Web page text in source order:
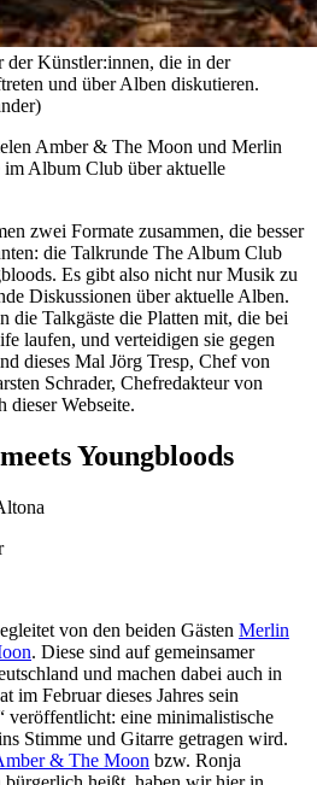
der Künstler:innen, die in der
und über Alben diskutieren.
Amber & The Moon und Merlin
im Album Club über aktuelle
zwei Formate zusammen, die besser
die Talkrunde The Album Club
Es gibt also nicht nur Musik zu
Diskussionen über aktuelle Alben.
Talkgäste die Platten mit, die bei
laufen, und verteidigen sie gegen
dieses Mal Jörg Tresp, Chef von
Schrader, Chefredakteur von
dieser Webseite.
Youngbloods
von den beiden Gästen Merlin
. Diese sind auf gemeinsamer
und machen dabei auch in
im Februar dieses Jahres sein
veröffentlicht: eine minimalistische
Stimme und Gitarre getragen wird.
& The Moon bzw. Ronja